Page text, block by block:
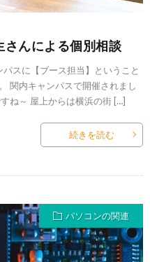
さんによる個別相談
スに【ブース担当】ということ
関内キャンパスで開催されまし
ね～ 屋上からは横浜の街 […]
続きを読む
パソコンの関連